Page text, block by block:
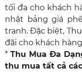
tối đa cho khách
nhật bảng giá
tranh. Đặc biệt,
đãi cho khách
*Thu Mua Đa
thu mua tất cả